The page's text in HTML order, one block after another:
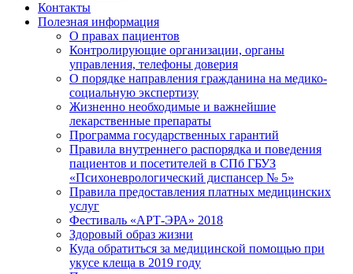
Контакты
Полезная информация
О правах пациентов
Контролирующие организации, органы
управления, телефоны доверия
О порядке направления гражданина на медико-
социальную экспертизу
Жизненно необходимые и важнейшие
лекарственные препараты
Программа государственных гарантий
Правила внутреннего распорядка и поведения
пациентов и посетителей в СПб ГБУЗ
«Психоневрологический диспансер № 5»
Правила предоставления платных медицинских
услуг
Фестиваль «АРТ-ЭРА» 2018
Здоровый образ жизни
Куда обратиться за медицинской помощью при
укусе клеща в 2019 году